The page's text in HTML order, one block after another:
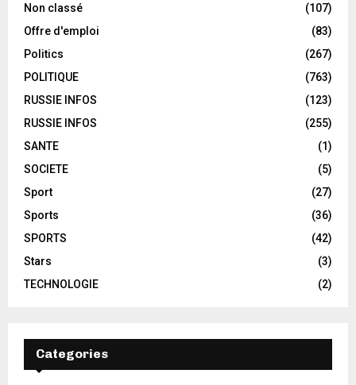
Non classé
(107)
Offre d'emploi
(83)
Politics
(267)
POLITIQUE
(763)
RUSSIE INFOS
(123)
RUSSIE INFOS
(255)
SANTE
(1)
SOCIETE
(5)
Sport
(27)
Sports
(36)
SPORTS
(42)
Stars
(3)
TECHNOLOGIE
(2)
Categories